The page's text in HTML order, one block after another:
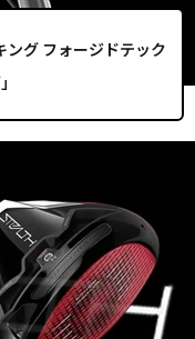
グ フォージドテック